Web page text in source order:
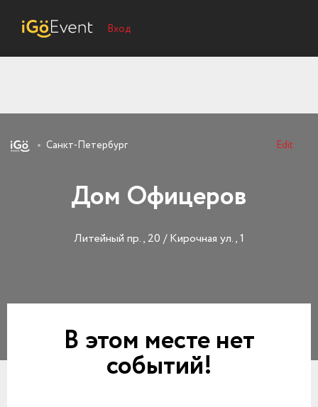
Вход
Санкт-Петербург Edit
Дом Офицеров
Литейный пр., 20 / Кирочная ул., 1
В этом месте нет
событий!